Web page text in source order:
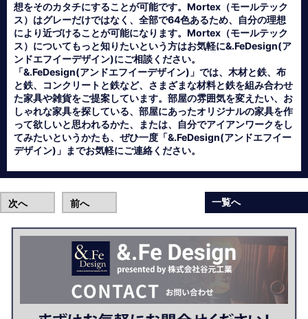
想をそのカタチにすることが可能です。Mortex（モールテック
ス）はグレーだけではなく、全部で64色あるため、自分の理想
により近づけることが可能になります。Mortex（モールテック
ス）についてもっと知りたいという方はお気軽に&.FeDesign(ア
ンドエフイーデザイン)にご相談ください。
「&.FeDesign(アンドエフイーデザイン)」では、木材と鉄、布
と鉄、コンクリートと鉄など、さまざまな材料と鉄を組み合わせ
た家具や雑貨をご提案しています。部屋の雰囲気を変えたい、お
しゃれな家具を探している、部屋にあったオリジナルの家具を作
って欲しいと思われるかた、または、自分でアイアンワークをし
てみたいというかたも、ぜひ一度「&.FeDesign(アンドエフイー
デザイン)」までお気軽にご連絡ください。
次へ 前へ 一覧へ